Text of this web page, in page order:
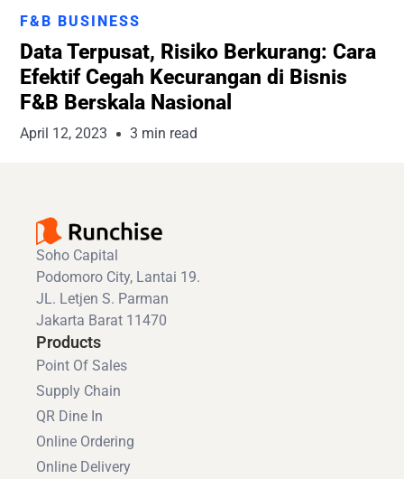
Runchise Team
F&B BUSINESS
Data Terpusat, Risiko Berkurang: Cara
Efektif Cegah Kecurangan di Bisnis
F&B Berskala Nasional
April 12, 2023 3 min read
Soho Capital
Podomoro City, Lantai 19.
JL. Letjen S. Parman
Jakarta Barat 11470
Products
Point Of Sales
Supply Chain
QR Dine In
Online Ordering
Online Delivery